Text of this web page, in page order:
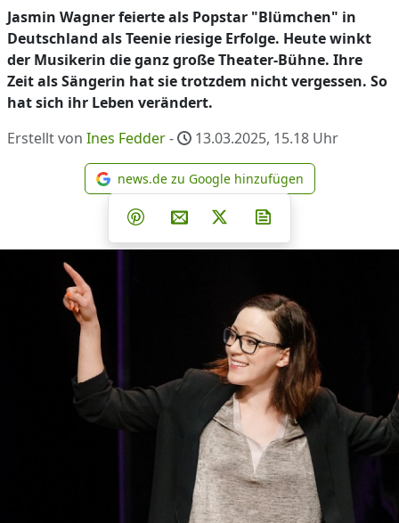
Jasmin Wagner feierte als Popstar "Blümchen" in
Deutschland als Teenie riesige Erfolge. Heute winkt
der Musikerin die ganz große Theater-Bühne. Ihre
Zeit als Sängerin hat sie trotzdem nicht vergessen. So
hat sich ihr Leben verändert.
Erstellt von Ines Fedder- 13.03.2025, 15.18 Uhr
news.de zu Google
news.de zu Google hinzufügen
Teilen auf Facebook
Teilen auf Whatsapp
Teilen auf Telegram
Teilen auf Pinterest
Per E-Mail teilen
Post auf X